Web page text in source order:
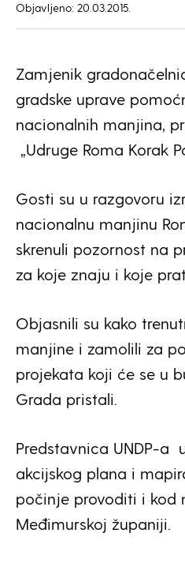
Objavljeno: 20.03.2015.
Zamjenik
gradske uprave
nacionalnih manjina,
„Udruge Roma Korak
Gosti su u razgovoru
nacionalnu manjinu
skrenuli pozornost na
za koje znaju i koje
Objasnili su kako
manjine i zamolili za
projekata koji će se u
Grada pristali.
Predstavnica UNDP-a
akcijskog plana i
počinje provoditi i kod
Međimurskoj županiji.